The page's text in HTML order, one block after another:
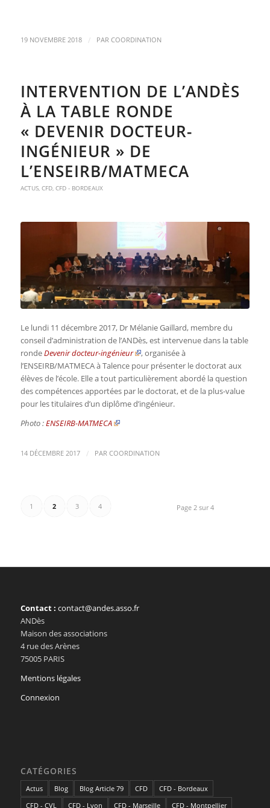
19 NOVEMBRE 2018 / PAR COORDINATION
INTERVENTION DE L’ANDÈS
À LA TABLE RONDE
« DEVENIR DOCTEUR-
INGÉNIEUR » DE
L’ENSEIRB/MATMECA
ACTUS, CFD, CFD - BORDEAUX
Le lundi 11 décembre 2017, Dr Mélanie Gaillard, membre du
conseil d’administration de l’ANDès, est intervenue dans la table
rondeDevenir docteur-ingénieur
, organisée à
l’ENSEIRB/MATMECA à Talence pour présenter le doctorat aux
élèves de l’école. Elle a tout particulièrement abordé la question
des compétences apportées par le doctorat, et de la plus-value
pour les titulaires d’un diplôme d’ingénieur.
Photo :ENSEIRB-MATMECA
14 DÉCEMBRE 2017 / PAR COORDINATION
Page 2 sur 4
1 2 3 4
Contact : contact@andes.asso.fr
ANDès
Maison des associations
4 rue des Arènes
75005 PARIS
Mentions légales
Connexion
CATÉGORIES
Actus Blog Blog Article 79 CFD
CFD - Bordeaux
CFD - CVL
CFD - Lyon CFD - Marseille CFD - Montpellier